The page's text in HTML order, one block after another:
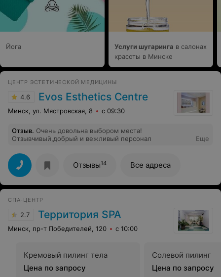
Йога Услуги шугаринга в салонах
красоты в Минске
ЦЕНТР ЭСТЕТИЧЕСКОЙ МЕДИЦИНЫ
4.6 Evos Esthetics Centre
Минск, ул. Мястровская, 8 с 09:30
Отзыв. Очень довольна выбором места!
Отзывчивый,добрый и вежливый персонал
Еще
Отзывы14 Все адреса
СПА-ЦЕНТР
2.7 Территория SPA
Минск, пр-т Победителей, 120 с 10:00
Кремовый пилинг тела
Цена по запросу
Солевой пилинг
Цена по запросу